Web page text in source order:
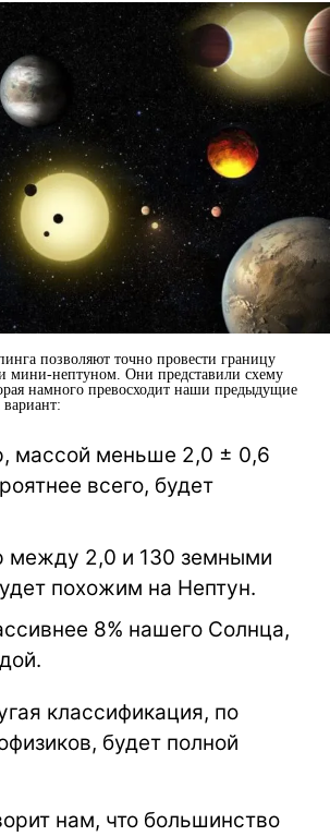
позволяют точно провести границу
мини-нептуном. Они представили схему
намного превосходит наши предыдущие
массой меньше 2,0 ± 0,6
всего, будет
между 2,0 и 130 земными
похожим на Нептун.
8% нашего Солнца,
классификация, по
будет полной
нам, что большинство